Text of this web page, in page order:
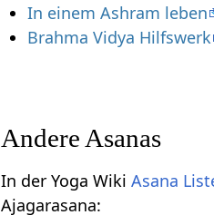
In einem Ashram leben
Brahma Vidya Hilfswerk
Andere Asanas
In der Yoga WikiAsana
Ajagarasana: